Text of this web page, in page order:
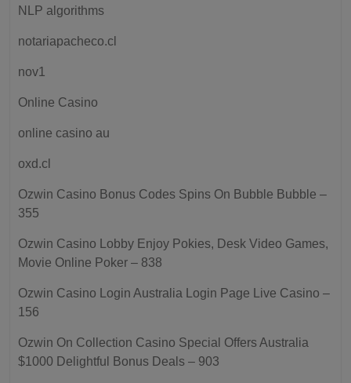
NLP algorithms
notariapacheco.cl
nov1
Online Casino
online casino au
oxd.cl
Ozwin Casino Bonus Codes Spins On Bubble Bubble –
355
Ozwin Casino Lobby Enjoy Pokies, Desk Video Games,
Movie Online Poker – 838
Ozwin Casino Login Australia Login Page Live Casino –
156
Ozwin On Collection Casino Special Offers Australia
$1000 Delightful Bonus Deals – 903